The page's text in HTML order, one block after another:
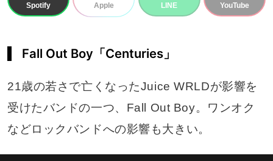
Spotify Apple LINE YouTube
Fall Out Boy「Centuries」
21歳の若さで亡くなったJuice WRLDが影響を
受けたバンドの一つ、Fall Out Boy。ワンオク
などロックバンドへの影響も大きい。